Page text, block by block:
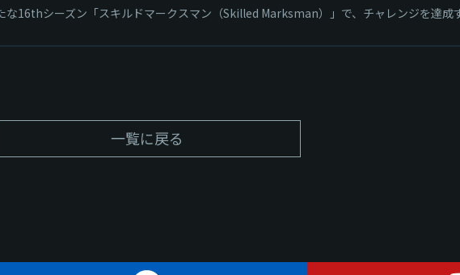
16thシーズン「スキルドマークスマン（Skilled Marksman）」で、チャレンジを達成
一覧に戻る